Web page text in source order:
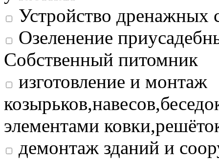
Устройство дренажных
Озеленение
Собственный питомник
изготовление и монтаж
элементами
демонтаж зданий и